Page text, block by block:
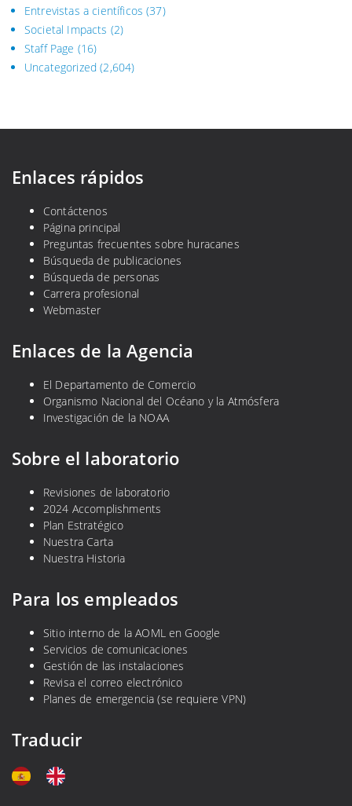
Entrevistas a científicos (37)
Societal Impacts (2)
Staff Page (16)
Uncategorized (2,604)
Enlaces rápidos
Contáctenos
Página principal
Preguntas frecuentes sobre huracanes
Búsqueda de publicaciones
Búsqueda de personas
Carrera profesional
Webmaster
Enlaces de la Agencia
El Departamento de Comercio
Organismo Nacional del Océano y la Atmósfera
Investigación de la NOAA
Sobre el laboratorio
Revisiones de laboratorio
2024 Accomplishments
Plan Estratégico
Nuestra Carta
Nuestra Historia
Para los empleados
Sitio interno de la AOML en Google
Servicios de comunicaciones
Gestión de las instalaciones
Revisa el correo electrónico
Planes de emergencia (se requiere VPN)
Traducir